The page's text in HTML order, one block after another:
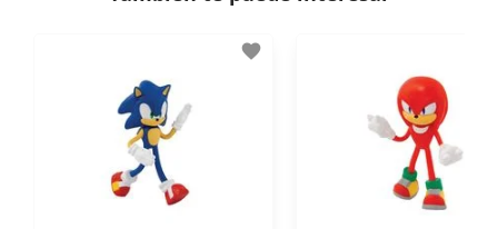
- Certificados de seguridad SSL y Encriptación 3D.
disposiciones legales y Códigos de Ética de la
Asociación Mexicana de Internet (AIMX).
- Nos encontramos en la lista de socios Activos de
la Asociación de Internet.MX.
favorite